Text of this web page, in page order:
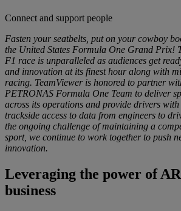
Connect and support people
Fasten your seatbelts, put on your cowboy
the United States Formula One Grand Prix!
F1 race is unparalleled as audiences get
and innovation at its finest hour along with
racing. TeamViewer is honored to partner
PETRONAS Formula One Team to deliver
across its operations and provide drivers
trackside access to data from engineers to
the ongoing challenge of maintaining a
sport, we continue to work together to push
innovation.
Leveraging the power of
business